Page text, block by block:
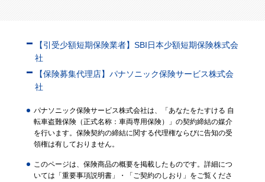
【引受少額短期保険業者】SBI日本少額短期保険株式会
社
【保険募集代理店】パナソニック保険サービス株式会
社
パナソニック保険サービス株式会社は、「あなたをたすける 自
転車盗難保険（正式名称：車両専用保険）」の契約締結の媒介
を行います。保険契約の締結に関する代理権ならびに告知の受
領権は有しておりません。
このページは、保険商品の概要を掲載したものです。詳細につ
いては「重要事項説明書」・「ご契約のしおり」をご覧くださ